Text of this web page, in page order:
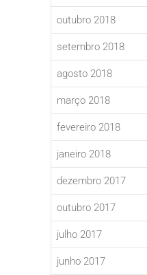
outubro 2018
setembro 2018
agosto 2018
março 2018
fevereiro 2018
janeiro 2018
dezembro 2017
outubro 2017
julho 2017
junho 2017